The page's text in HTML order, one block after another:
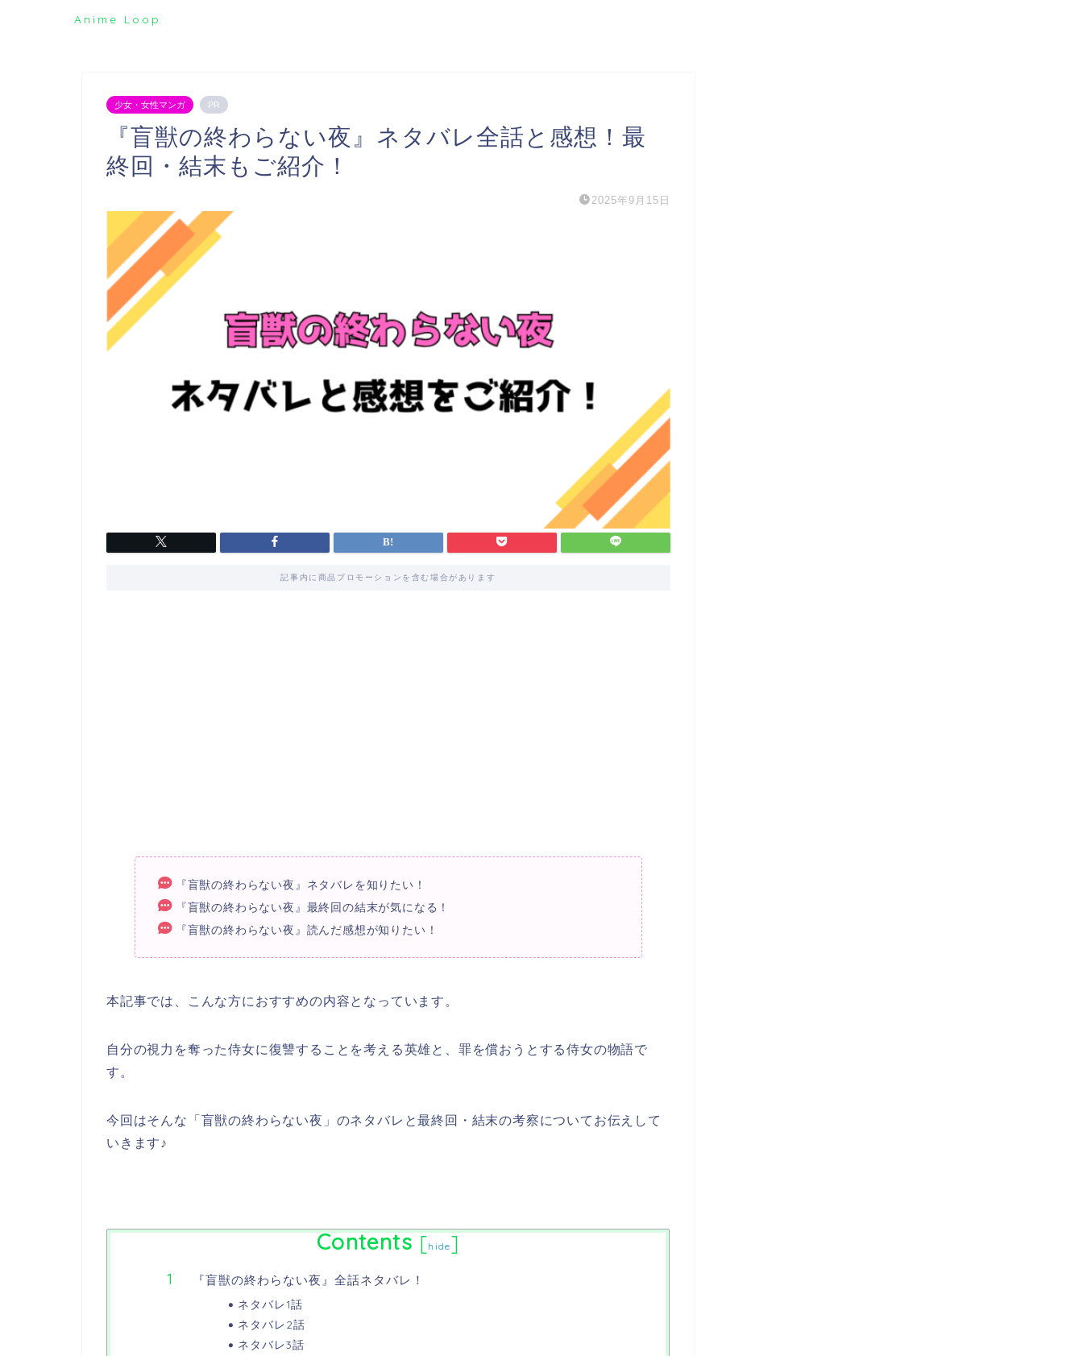
Anime Loop
少女・女性マンガ PR
『盲獣の終わらない夜』ネタバレ全話と感想！最
終回・結末もご紹介！
2025年9月15日
記事内に商品プロモーションを含む場合があります
『盲獣の終わらない夜』ネタバレを知りたい！
『盲獣の終わらない夜』最終回の結末が気になる！
『盲獣の終わらない夜』読んだ感想が知りたい！
本記事では、こんな方におすすめの内容となっています。
自分の視力を奪った侍女に復讐することを考える英雄と、罪を償おうとする侍女の物語で
す。
今回はそんな「盲獣の終わらない夜」のネタバレと最終回・結末の考察についてお伝えして
いきます♪
Contents [hide]
『盲獣の終わらない夜』全話ネタバレ！
ネタバレ1話
ネタバレ2話
ネタバレ3話